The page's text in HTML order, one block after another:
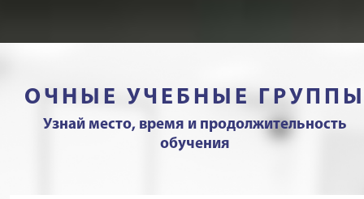
ОЧНЫЕ УЧЕБНЫЕ
Узнай место, время и продолжительность
обучения